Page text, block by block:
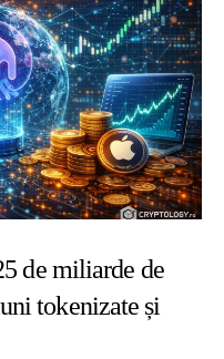
de miliarde de
tokenizate și